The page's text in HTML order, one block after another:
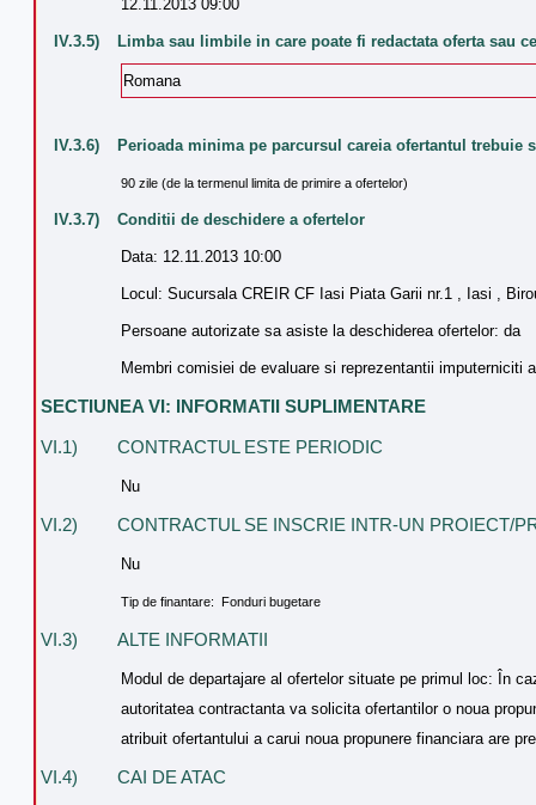
12.11.2013 09:00
IV.3.5) Limba sau limbile in care poate fi redactata oferta sau
Romana
IV.3.6) Perioada minima pe parcursul careia ofertantul trebuie
90 zile (de la termenul limita de primire a ofertelor)
IV.3.7) Conditii de deschidere a ofertelor
Data: 12.11.2013 10:00
Locul: Sucursala CREIR CF Iasi Piata Garii nr.1 , Iasi ,
Persoane autorizate sa asiste la deschiderea ofertelor: da
Membri comisiei de evaluare si reprezentantii imputerniciti
SECTIUNEA VI: INFORMATII SUPLIMENTARE
VI.1)
CONTRACTUL ESTE PERIODIC
Nu
VI.2) CONTRACTUL SE INSCRIE INTR-UN PROIECT/
Nu
Tip de finantare: Fonduri bugetare
VI.3) ALTE INFORMATII
Modul de departajare al ofertelor situate pe primul loc: În
autoritatea contractanta va solicita ofertantilor o noua
atribuit ofertantului a carui noua propunere financiara are
VI.4) CAI DE ATAC